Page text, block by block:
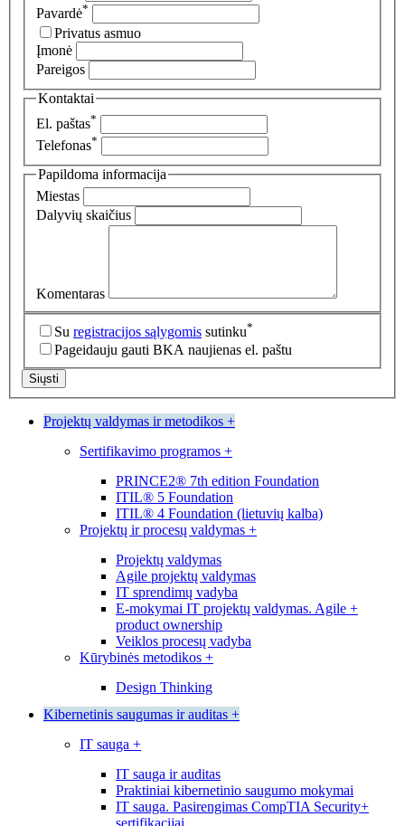
Pavardė*
Privatus asmuo
Įmonė
Pareigos
Kontaktai
El. paštas*
Telefonas*
Papildoma informacija
Miestas
Dalyvių skaičius
Komentaras
Su registracijos sąlygomis sutinku*
Pageidauju gauti BKA naujienas el. paštu
Siųsti
Projektų valdymas ir metodikos +
Sertifikavimo programos +
PRINCE2® 7th edition Foundation
ITIL® 5 Foundation
ITIL® 4 Foundation (lietuvių kalba)
Projektų ir procesų valdymas +
Projektų valdymas
Agile projektų valdymas
IT sprendimų vadyba
E-mokymai IT projektų valdymas. Agile +
product ownership
Veiklos procesų vadyba
Kūrybinės metodikos +
Design Thinking
Kibernetinis saugumas ir auditas +
IT sauga +
IT sauga ir auditas
Praktiniai kibernetinio saugumo mokymai
IT sauga. Pasirengimas CompTIA Security+
sertifikacijai